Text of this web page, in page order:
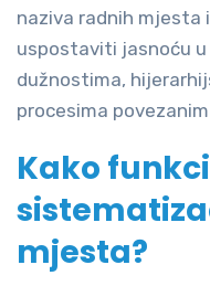
naziva radnih mjesta
uspostaviti jasnoću
dužnostima,
procesima
Kako
mjesta?